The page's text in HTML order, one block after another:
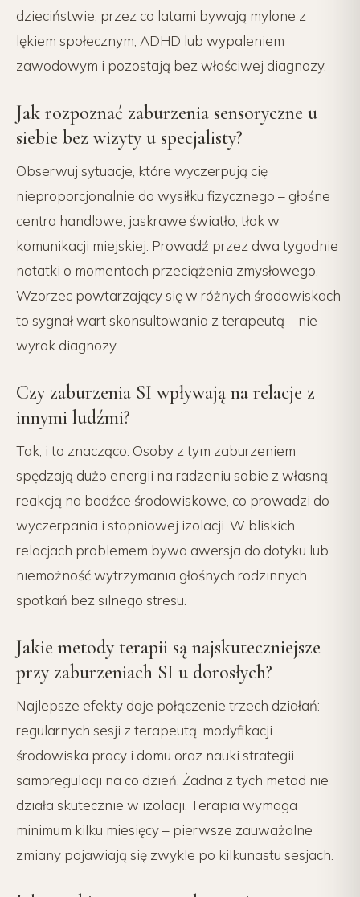
dzieciństwie, przez co latami bywają mylone z
lękiem społecznym, ADHD lub wypaleniem
zawodowym i pozostają bez właściwej diagnozy.
Jak rozpoznać zaburzenia sensoryczne u
siebie bez wizyty u specjalisty?
Obserwuj sytuacje, które wyczerpują cię
nieproporcjonalnie do wysiłku fizycznego – głośne
centra handlowe, jaskrawe światło, tłok w
komunikacji miejskiej. Prowadź przez dwa tygodnie
notatki o momentach przeciążenia zmysłowego.
Wzorzec powtarzający się w różnych środowiskach
to sygnał wart skonsultowania z terapeutą – nie
wyrok diagnozy.
Czy zaburzenia SI wpływają na relacje z
innymi ludźmi?
Tak, i to znacząco. Osoby z tym zaburzeniem
spędzają dużo energii na radzeniu sobie z własną
reakcją na bodźce środowiskowe, co prowadzi do
wyczerpania i stopniowej izolacji. W bliskich
relacjach problemem bywa awersja do dotyku lub
niemożność wytrzymania głośnych rodzinnych
spotkań bez silnego stresu.
Jakie metody terapii są najskuteczniejsze
przy zaburzeniach SI u dorosłych?
Najlepsze efekty daje połączenie trzech działań:
regularnych sesji z terapeutą, modyfikacji
środowiska pracy i domu oraz nauki strategii
samoregulacji na co dzień. Żadna z tych metod nie
działa skutecznie w izolacji. Terapia wymaga
minimum kilku miesięcy – pierwsze zauważalne
zmiany pojawiają się zwykle po kilkunastu sesjach.